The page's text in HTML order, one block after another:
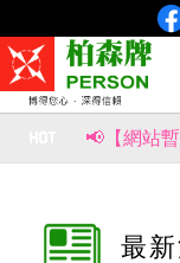
📢【網站
最